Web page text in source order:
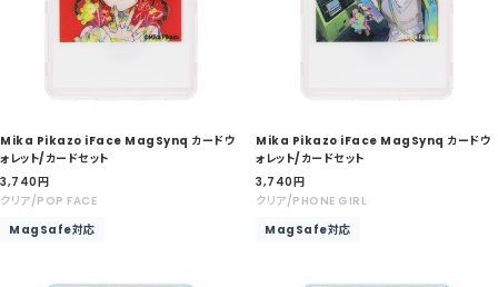
Mika Pikazo iFace MagSynq カードウ
ォレット/カードセット
セ
ー
価
3,740円
クリア/POP FACE
MagSafe対応
Mika Pikazo iFace MagSynq カードウ
ォレット/カードセット
セ
ー
価
3,740円
クリア/PHONE GIRL
MagSafe対応